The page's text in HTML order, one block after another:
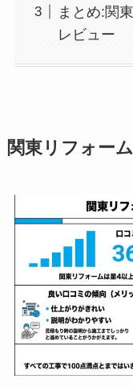
まとめ:関
レビュー
関東リフォー